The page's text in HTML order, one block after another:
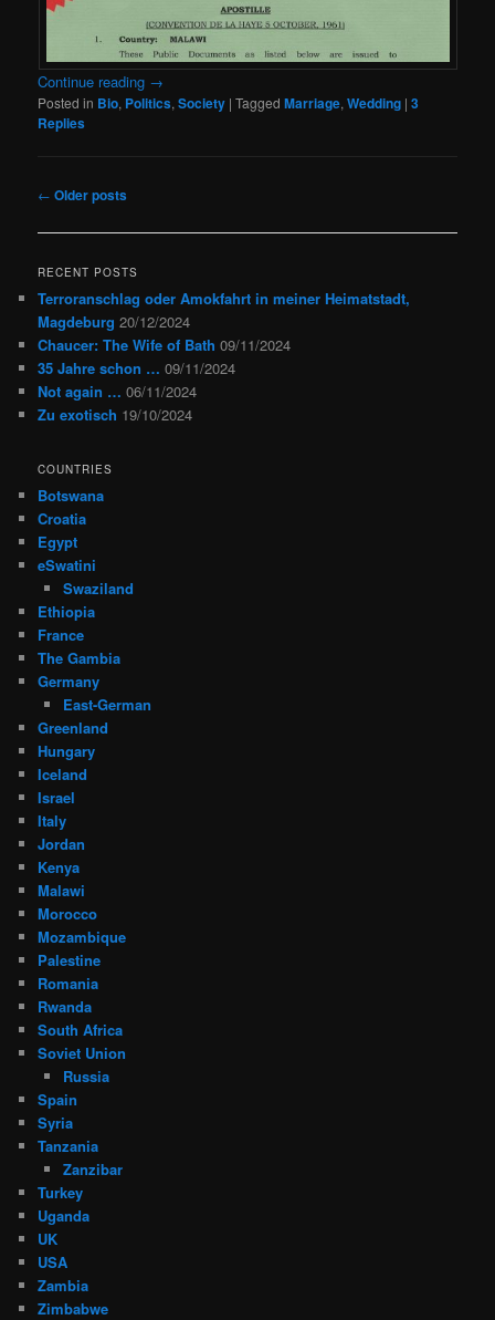
Continue reading →
Posted in Bio, Politics,Society |Tagged Marriage,Wedding |3
Replies
Post
← Older posts
RECENT POSTS
Terroranschlag oder Amokfahrt in meiner Heimatstadt,
Magdeburg 20/12/2024
Chaucer: The Wife of Bath 09/11/2024
35 Jahre schon … 09/11/2024
Not again … 06/11/2024
Zu exotisch 19/10/2024
COUNTRIES
Botswana
Croatia
Egypt
eSwatini
Swaziland
Ethiopia
France
The Gambia
Germany
East-German
Greenland
Hungary
Iceland
Israel
Italy
Jordan
Kenya
Malawi
Morocco
Mozambique
Palestine
Romania
Rwanda
South Africa
Soviet Union
Russia
Spain
Syria
Tanzania
Zanzibar
Turkey
Uganda
UK
USA
Zambia
Zimbabwe